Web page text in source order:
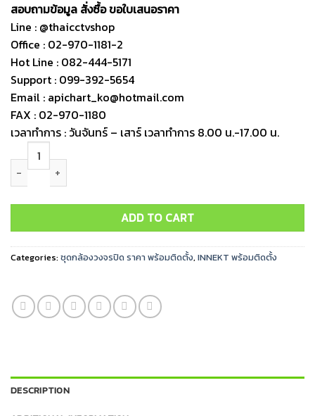
สอบถามข้อมูล สั่งซื้อ ขอใบเสนอราคา
Line : @thaicctvshop
Office : 02-970-1181-2
Hot Line : 082-444-5171
Support : 099-392-5654
Email : apichart_ko@hotmail.com
FAX : 02-970-1180
เวลาทำการ : วันจันทร์ – เสาร์ เวลาทำการ 8.00 น.-17.00 น.
ชุดกล้องวงจรปิด INNEKT STARLIGHT 2MP 4ตัว (พร้อมติดตั้ง) quantity
ADD TO CART
Categories:ชุดกล้องวงจรปิด ราคา พร้อมติดตั้ง, INNEKT พร้อมติดตั้ง
DESCRIPTION